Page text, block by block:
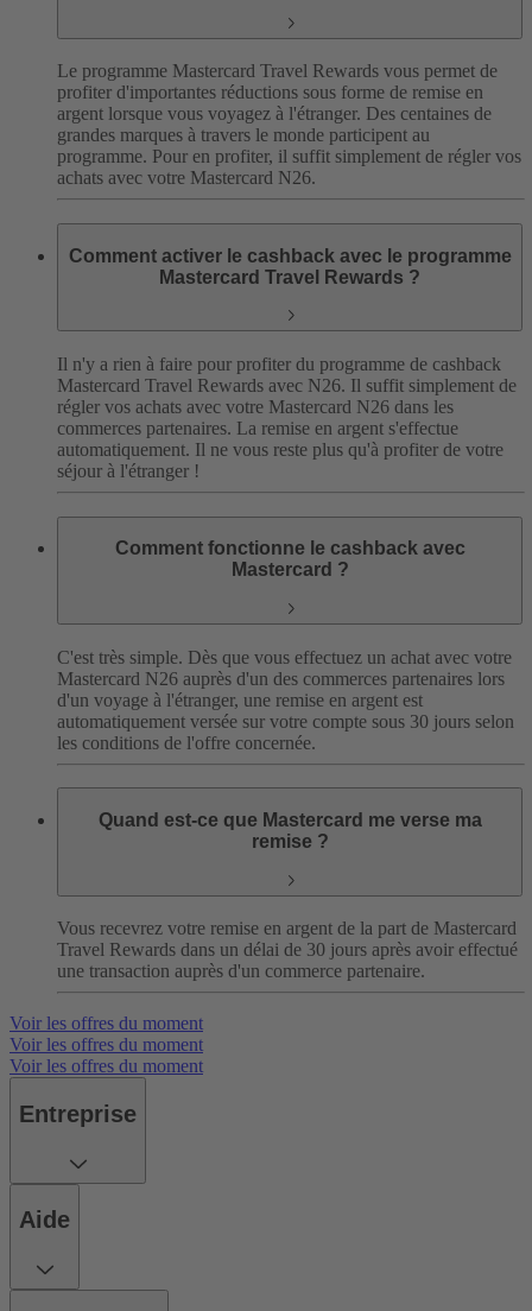
Le programme Mastercard Travel Rewards vous permet de
profiter d'importantes réductions sous forme de remise en
argent lorsque vous voyagez à l'étranger. Des centaines de
grandes marques à travers le monde participent au
programme. Pour en profiter, il suffit simplement de régler vos
achats avec votre Mastercard N26.
Comment activer le cashback avec le programme
Mastercard Travel Rewards ?
Il n'y a rien à faire pour profiter du programme de cashback
Mastercard Travel Rewards avec N26. Il suffit simplement de
régler vos achats avec votre Mastercard N26 dans les
commerces partenaires. La remise en argent s'effectue
automatiquement. Il ne vous reste plus qu'à profiter de votre
séjour à l'étranger !
Comment fonctionne le cashback avec
Mastercard ?
C'est très simple. Dès que vous effectuez un achat avec votre
Mastercard N26 auprès d'un des commerces partenaires lors
d'un voyage à l'étranger, une remise en argent est
automatiquement versée sur votre compte sous 30 jours selon
les conditions de l'offre concernée.
Quand est-ce que Mastercard me verse ma
remise ?
Vous recevrez votre remise en argent de la part de Mastercard
Travel Rewards dans un délai de 30 jours après avoir effectué
une transaction auprès d'un commerce partenaire.
Voir les offres du moment
Voir les offres du moment
Voir les offres du moment
Entreprise
Aide